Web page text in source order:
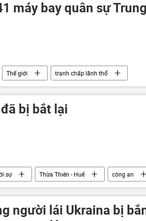
máy bay quân sự Trung
Thế giới
tranh chấp lãnh thổ
bị bắt lại
sự Thừa Thiên - Huế công an
người lái Ukraina bị